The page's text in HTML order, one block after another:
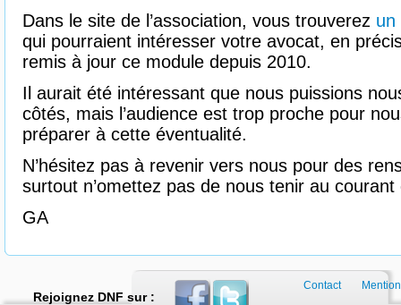
Dans le site de l’association, vous trouverez un
qui pourraient intéresser votre avocat, en
remis à jour ce module depuis 2010.
Il aurait été intéressant que nous puissions
côtés, mais l’audience est trop proche pour
préparer à cette éventualité.
N’hésitez pas à revenir vers nous pour des
surtout n’omettez pas de nous tenir au courant
GA
Rejoignez DNF sur :
Contact